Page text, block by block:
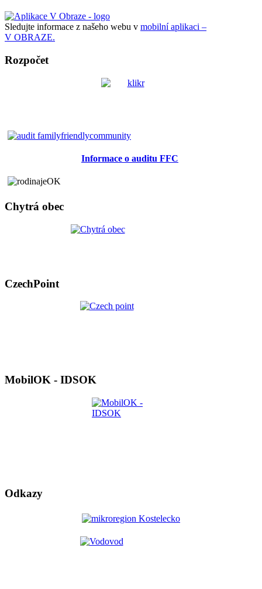
Sledujte informace z našeho webu v mobilní aplikaci –
V OBRAZE.
Rozpočet
Informace o auditu FFC
Chytrá obec
CzechPoint
MobilOK - IDSOK
Odkazy